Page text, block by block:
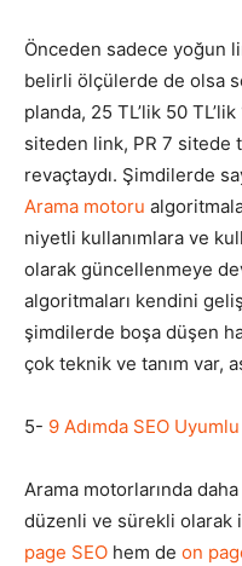
Önceden sadece yoğun
belirli ölçülerde de olsa
planda, 25 TL’lik 50
siteden link, PR 7 sitede
revaçtaydı. Şimdilerde
Arama motoru
niyetli kullanımlara ve
olarak güncellenmeye
algoritmaları kendini
şimdilerde boşa düşen
çok teknik ve tanım var,
5- 9 Adımda SEO
Arama motorlarında
düzenli ve sürekli olarak
page SEO hem de on